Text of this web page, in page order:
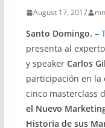
August 17, 2017
Santo Domingo. –
presenta al
y speaker Carlos Gil
participación en la
cinco masterclass
el Nuevo
Historia de sus